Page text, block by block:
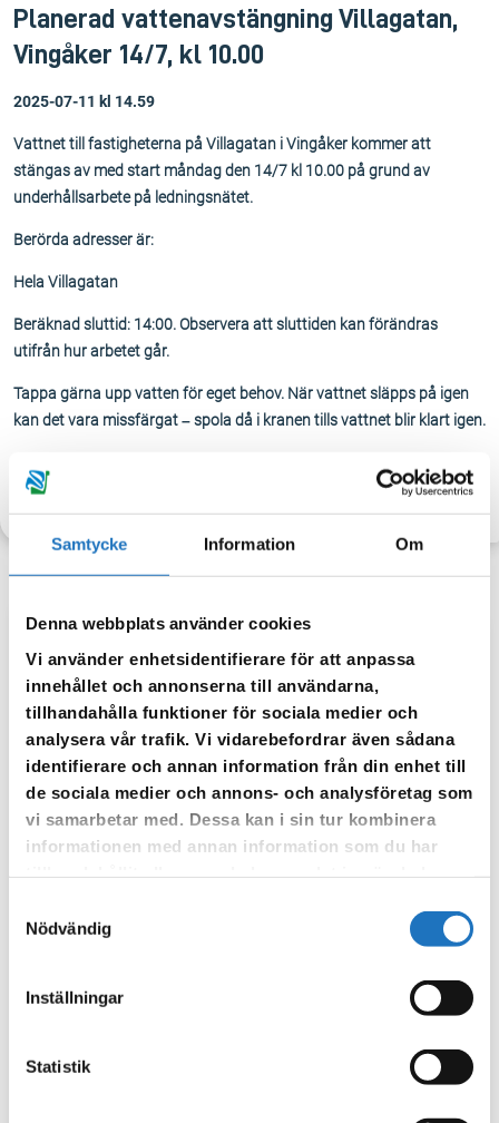
Samtycke Information Om
Denna webbplats använder cookies
Vi använder enhetsidentifierare för att anpassa
innehållet och annonserna till användarna,
tillhandahålla funktioner för sociala medier och
analysera vår trafik. Vi vidarebefordrar även sådana
identifierare och annan information från din enhet till
de sociala medier och annons- och analysföretag som
vi samarbetar med. Dessa kan i sin tur kombinera
informationen med annan information som du har
Nödvändig
Inställningar
Statistik
Planerad vattenavstängning Villagatan,
Vingåker 14/7, kl 10.00
2025-07-11 kl 14.59
Vattnet till fastigheterna på Villagatan i Vingåker kommer att
stängas av med start måndag den 14/7 kl 10.00 på grund av
underhållsarbete på ledningsnätet.
Berörda adresser är:
Hela Villagatan
Beräknad sluttid: 14:00. Observera att sluttiden kan förändras
utifrån hur arbetet går.
Tappa gärna upp vatten för eget behov. När vattnet släpps på igen
kan det vara missfärgat – spola då i kranen tills vattnet blir klart igen.
Anmäl dig till vår sms-tjänst.
Vår sms-tjänst använder vi enbart för att kunna informera dig
om driftstörningar och andra händelser som kan påverka dig
som fastighetsägare.